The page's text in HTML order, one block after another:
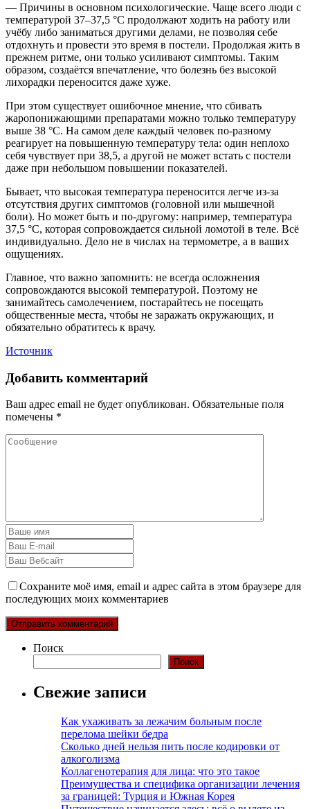
— Причины в основном психологические. Чаще всего люди с
температурой 37–37,5 °C продолжают ходить на работу или
учёбу либо заниматься другими делами, не позволяя себе
отдохнуть и провести это время в постели. Продолжая жить в
прежнем ритме, они только усиливают симптомы. Таким
образом, создаётся впечатление, что болезнь без высокой
лихорадки переносится даже хуже.
При этом существует ошибочное мнение, что сбивать
жаропонижающими препаратами можно только температуру
выше 38 °C. На самом деле каждый человек по-разному
реагирует на повышенную температуру тела: один неплохо
себя чувствует при 38,5, а другой не может встать с постели
даже при небольшом повышении показателей.
Бывает, что высокая температура переносится легче из‑за
отсутствия других симптомов (головной или мышечной
боли). Но может быть и по-другому: например, температура
37,5 °C, которая сопровождается сильной ломотой в теле. Всё
индивидуально. Дело не в числах на термометре, а в ваших
ощущениях.
Главное, что важно запомнить: не всегда осложнения
сопровождаются высокой температурой. Поэтому не
занимайтесь самолечением, постарайтесь не посещать
общественные места, чтобы не заражать окружающих, и
обязательно обратитесь к врачу.
Источник
Добавить комментарий
Ваш адрес email не будет опубликован. Обязательные поля
помечены *
Сохраните моё имя, email и адрес сайта в этом браузере для
последующих моих комментариев
Поиск
Поиск
Свежие записи
Как ухаживать за лежачим больным после
перелома шейки бедра
Сколько дней нельзя пить после кодировки от
алкоголизма
Коллагенотерапия для лица: что это такое
Преимущества и специфика организации лечения
за границей: Турция и Южная Корея